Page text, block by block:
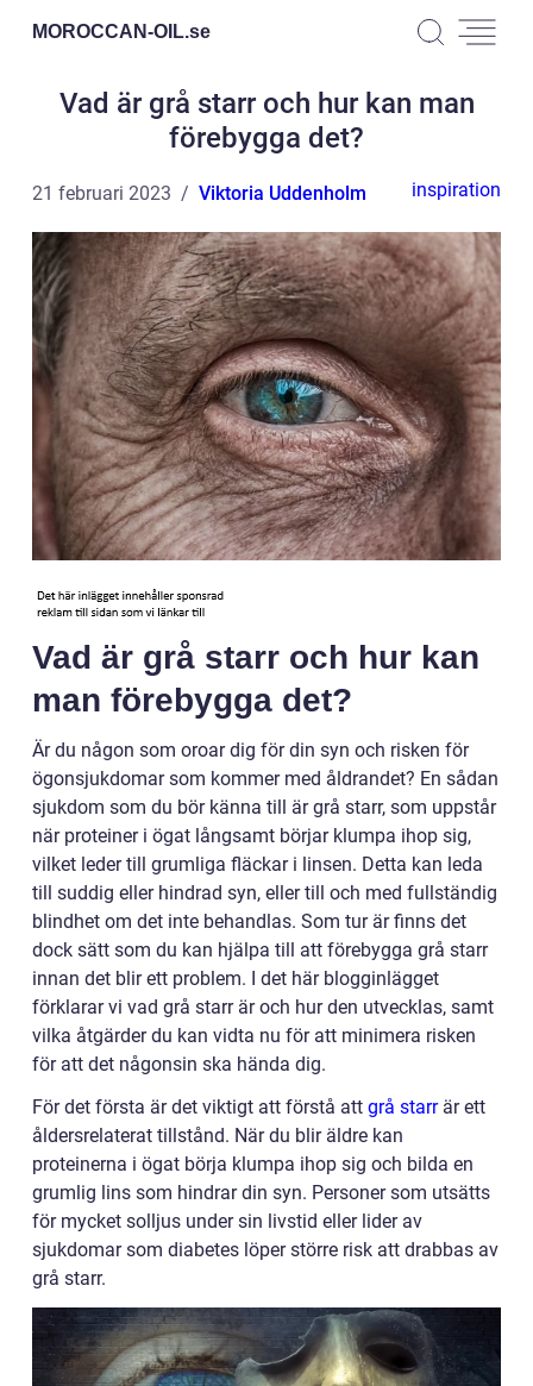
MOROCCAN-OIL.se
Vad är grå starr och hur kan man
förebygga det?
21 februari 2023 Viktoria Uddenholm inspiration
Vad är grå starr och hur kan
man förebygga det?
Är du någon som oroar dig för din syn och risken för
ögonsjukdomar som kommer med åldrandet? En sådan
sjukdom som du bör känna till är grå starr, som uppstår
när proteiner i ögat långsamt börjar klumpa ihop sig,
vilket leder till grumliga fläckar i linsen. Detta kan leda
till suddig eller hindrad syn, eller till och med fullständig
blindhet om det inte behandlas. Som tur är finns det
dock sätt som du kan hjälpa till att förebygga grå starr
innan det blir ett problem. I det här blogginlägget
förklarar vi vad grå starr är och hur den utvecklas, samt
vilka åtgärder du kan vidta nu för att minimera risken
för att det någonsin ska hända dig.
För det första är det viktigt att förstå att grå starrär ett
åldersrelaterat tillstånd. När du blir äldre kan
proteinerna i ögat börja klumpa ihop sig och bilda en
grumlig lins som hindrar din syn. Personer som utsätts
för mycket solljus under sin livstid eller lider av
sjukdomar som diabetes löper större risk att drabbas av
grå starr.